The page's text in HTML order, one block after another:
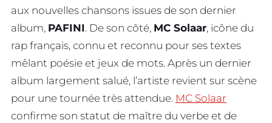
aux nouvelles chansons issues de son dernier
album, PAFINI. De son côté, MC Solaar, icône du
rap français, connu et reconnu pour ses textes
mêlant poésie et jeux de mots. Après un dernier
album largement salué, l’artiste revient sur scène
pour une tournée très attendue. MC Solaar
confirme son statut de maître du verbe et de